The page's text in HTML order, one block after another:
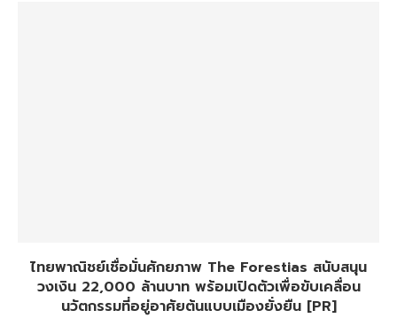
ไทยพาณิชย์เชื่อมั่นศักยภาพ The Forestias สนับสนุน
วงเงิน 22,000 ล้านบาท พร้อมเปิดตัวเพื่อขับเคลื่อน
นวัตกรรมที่อยู่อาศัยต้นแบบเมืองยั่งยืน [PR]